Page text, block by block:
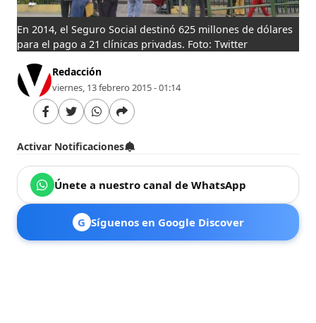
En 2014, el Seguro Social destinó 625 millones de dólares
para el pago a 21 clínicas privadas. Foto: Twitter
Redacción
viernes, 13 febrero 2015 - 01:14
Activar Notificaciones
Únete a nuestro canal de WhatsApp
G Síguenos en Google Discover